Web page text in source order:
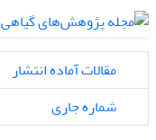
مقالات آماده انتشار
شماره جاری